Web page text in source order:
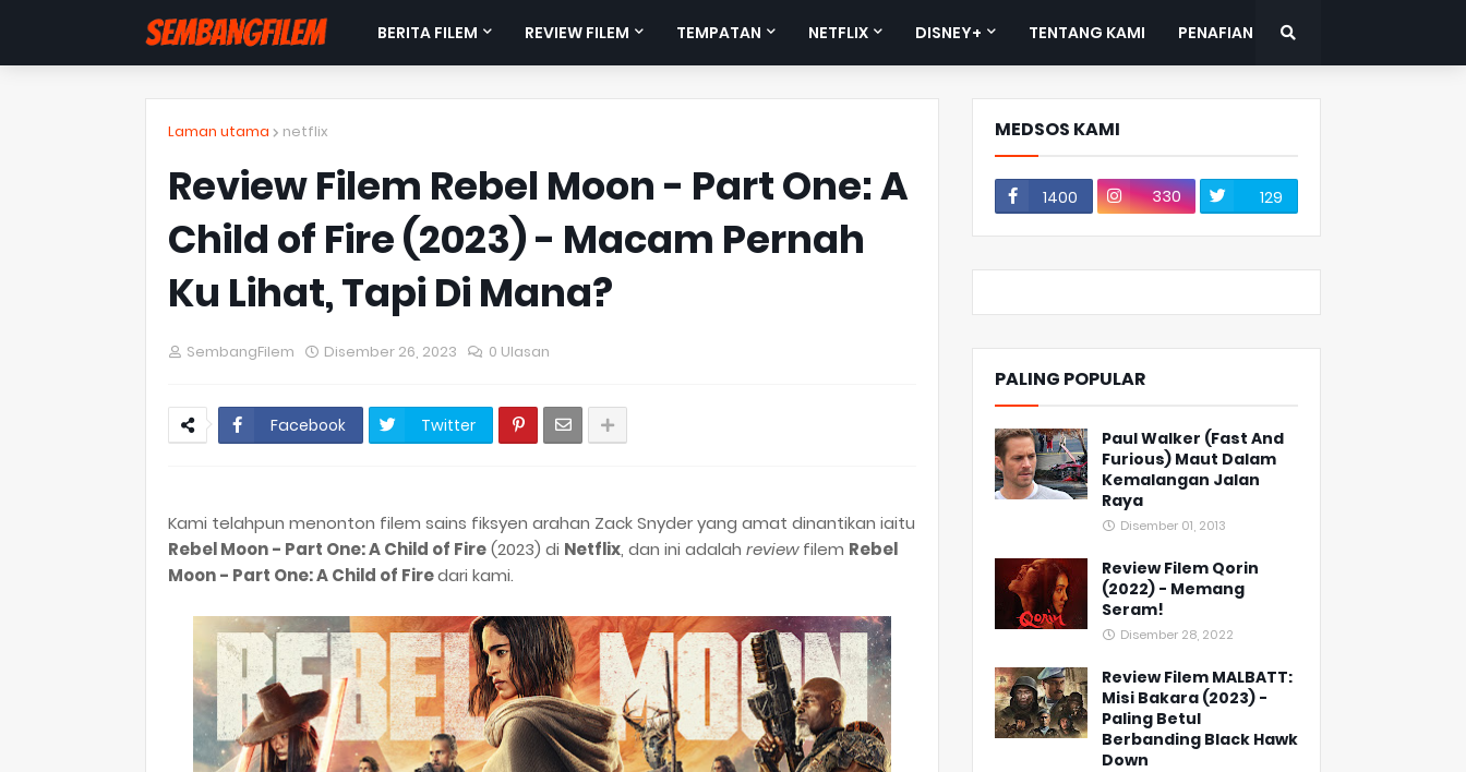
BERITA FILEM REVIEW FILEM TEMPATAN NETFLIX DISNEY+ TENTANG KAMI PENAFIAN
Laman utama netflix
Review Filem Rebel Moon - Part One: A
Child of Fire (2023) - Macam Pernah
Ku Lihat, Tapi Di Mana?
SembangFilem Disember 26, 2023 0 Ulasan
Facebook Twitter
Kami telahpun menonton filem sains fiksyen arahan Zack Snyder yang amat dinantikan iaitu
Rebel Moon - Part One: A Child of Fire(2023) di Netflix, dan ini adalah reviewfilem Rebel
Moon - Part One: A Child of Firedari kami.
MEDSOS KAMI
1400 330 129
PALING POPULAR
Paul Walker (Fast And
Furious) Maut Dalam
Kemalangan Jalan
Raya
Disember 01, 2013
Review Filem Qorin
(2022) - Memang
Seram!
Disember 28, 2022
Review Filem MALBATT:
Misi Bakara (2023) -
Paling Betul
Berbanding Black Hawk
Down